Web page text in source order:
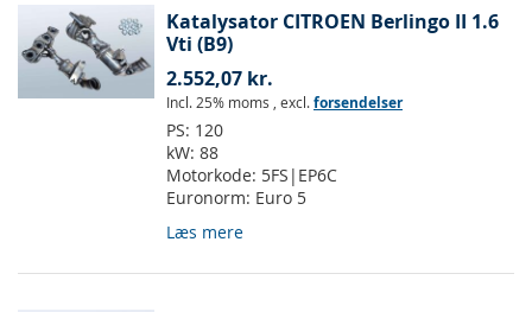
Katalysator CITROEN Berlingo II 1.6
Vti (B9)
2.552,07 kr.
Incl. 25% moms , excl.forsendelser
PS: 120
kW: 88
Motorkode: 5FS|EP6C
Euronorm: Euro 5
Læs mere